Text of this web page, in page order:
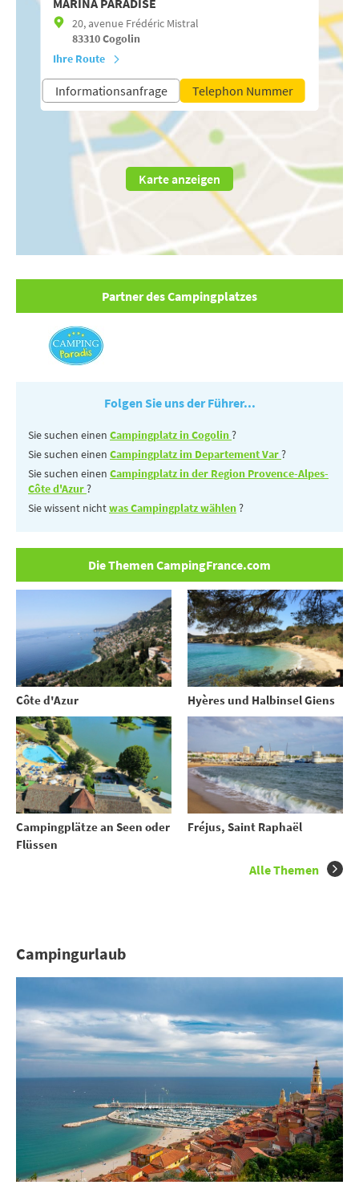
20, avenue Frédéric Mistral
83310Cogolin
Ihre Route
Informationsanfrage Telephon Nummer
Karte anzeigen
Partner des Campingplatzes
Folgen Sie uns der Führer...
Sie suchen einen Campingplatz in Cogolin?
Sie suchen einen Campingplatz im Departement Var?
Sie suchen einen Campingplatz in der Region Provence-Alpes-
Côte d'Azur?
Sie wissent nichtwas Campingplatz wählen?
Die Themen CampingFrance.com
Côte d'Azur Hyères und Halbinsel Giens
Campingplätze an Seen oder
Flüssen
Fréjus, Saint Raphaël
Alle Themen
Campingurlaub